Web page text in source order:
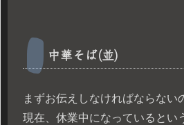
中華そば(並)
まずお伝えしなければならない
現在、休業中になっているとい